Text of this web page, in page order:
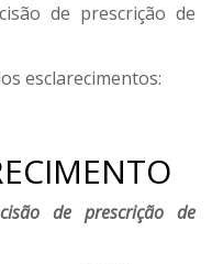
de prescrição de
esclarecimentos:
de prescrição de